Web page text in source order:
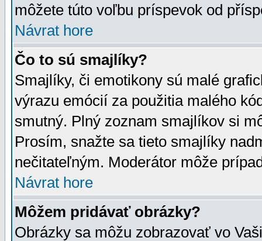
môžete túto voľbu príspevok od
Návrat hore
Čo to sú smajlíky?
Smajlíky, či emotikony sú malé
výrazu emócií za použitia malého
smutný. Plný zoznam smajlíkov si
Prosím, snažte sa tieto smajlíky
nečitateľným. Moderátor môže
Návrat hore
Môžem pridávať obrázky?
Obrázky sa môžu zobrazovať vo